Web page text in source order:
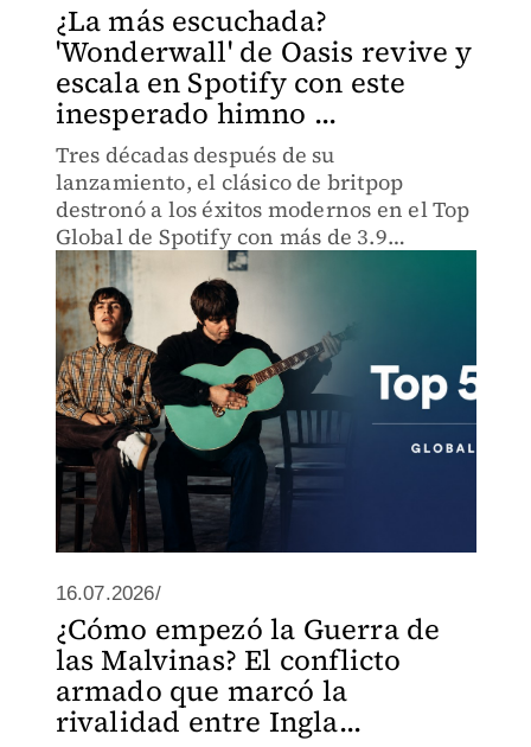
¿La más escuchada?
'Wonderwall' de Oasis revive y
escala en Spotify con este
inesperado himno ...
Tres décadas después de su
lanzamiento, el clásico de britpop
destronó a los éxitos modernos en el Top
Global de Spotify con más de 3.9
millones de reproducciones en una
semana.
16.07.2026/
¿Cómo empezó la Guerra de
las Malvinas? El conflicto
armado que marcó la
rivalidad entre Ingla...